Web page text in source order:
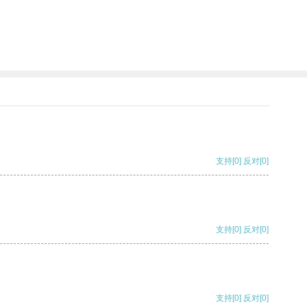
支持[0] 反对[0]
支持[0] 反对[0]
支持[0] 反对[0]